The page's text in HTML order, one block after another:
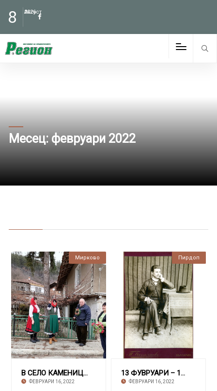
8 Август
2026
Месец:февруари 2022
Мирково
В СЕЛО КАМЕНИЦА Самодейци празнуваха Деня на
ФЕВРУАРИ 16, 2022
Минало
Пирдоп
13 ФУВРУАРИ – 167 ГОДИНИ ОТ РОЖДЕНИЕТО НА ПИС
ФЕВРУАРИ 16, 2022